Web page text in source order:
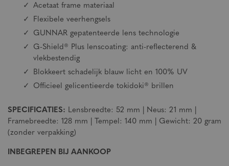
Acetaat frame materiaal
Flexibele veerhengsels
GUNNAR gepatenteerde lens technologie
G-Shield® Plus lenscoating: anti-reflecterend &
vlekbestendig
Blokkeert schadelijk blauw licht en 100% UV
Officieel gelicentieerde tokidoki® brillen
SPECIFICATIES: Lensbreedte: 52 mm | Neus: 21 mm |
Framebreedte: 128 mm | Tempel: 140 mm | Gewicht: 20 gram
(zonder verpakking)
INBEGREPEN BIJ AANKOOP